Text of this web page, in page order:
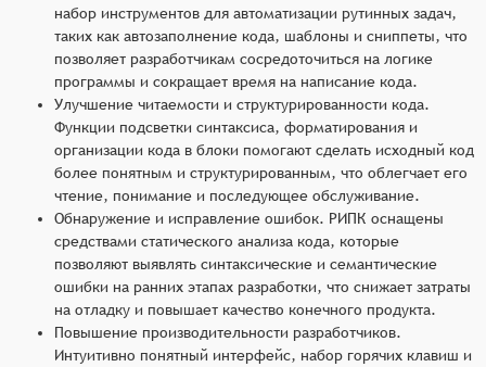
набор инструментов для автоматизации рутинных задач,
таких как автозаполнение кода, шаблоны и сниппеты, что
позволяет разработчикам сосредоточиться на логике
программы и сокращает время на написание кода.
Улучшение читаемости и структурированности кода.
Функции подсветки синтаксиса, форматирования и
организации кода в блоки помогают сделать исходный код
более понятным и структурированным, что облегчает его
чтение, понимание и последующее обслуживание.
Обнаружение и исправление ошибок. РИПК оснащены
средствами статического анализа кода, которые
позволяют выявлять синтаксические и семантические
ошибки на ранних этапах разработки, что снижает затраты
на отладку и повышает качество конечного продукта.
Повышение производительности разработчиков.
Интуитивно понятный интерфейс, набор горячих клавиш и